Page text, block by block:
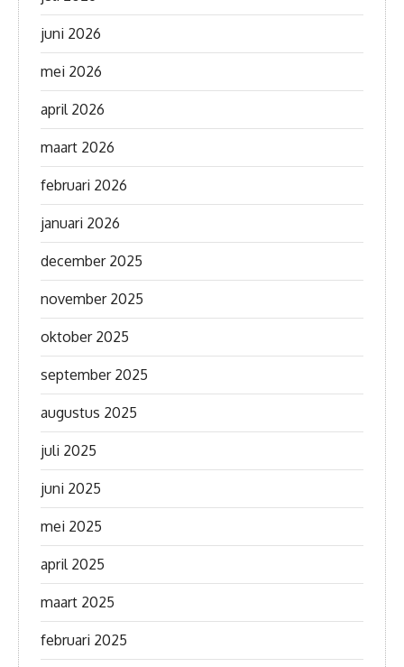
juni 2026
mei 2026
april 2026
maart 2026
februari 2026
januari 2026
december 2025
november 2025
oktober 2025
september 2025
augustus 2025
juli 2025
juni 2025
mei 2025
april 2025
maart 2025
februari 2025